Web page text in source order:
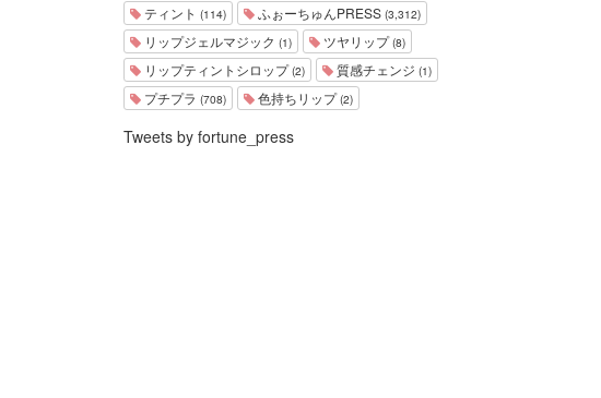
ティント (114) ふぉーちゅんPRESS (3,312)
リップジェルマジック (1) ツヤリップ(8)
リップティントシロップ(2) 質感チェンジ (1)
プチプラ (708) 色持ちリップ(2)
Tweets by fortune_press